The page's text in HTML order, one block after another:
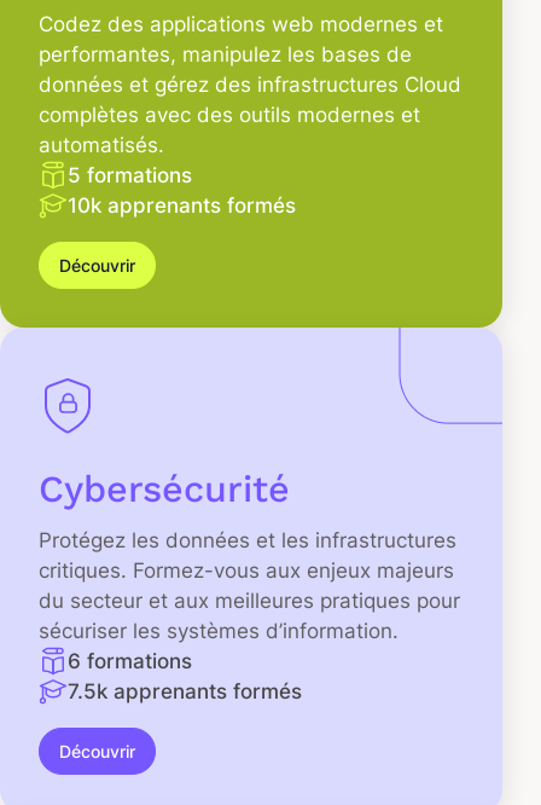
Codez des applications web modernes et
performantes, manipulez les bases de
données et gérez des infrastructures Cloud
complètes avec des outils modernes et
automatisés.
5 formations
10k apprenants formés
Découvrir
Cybersécurité
Protégez les données et les infrastructures
critiques. Formez-vous aux enjeux majeurs
du secteur et aux meilleures pratiques pour
sécuriser les systèmes d’information.
6 formations
7.5k apprenants formés
Découvrir